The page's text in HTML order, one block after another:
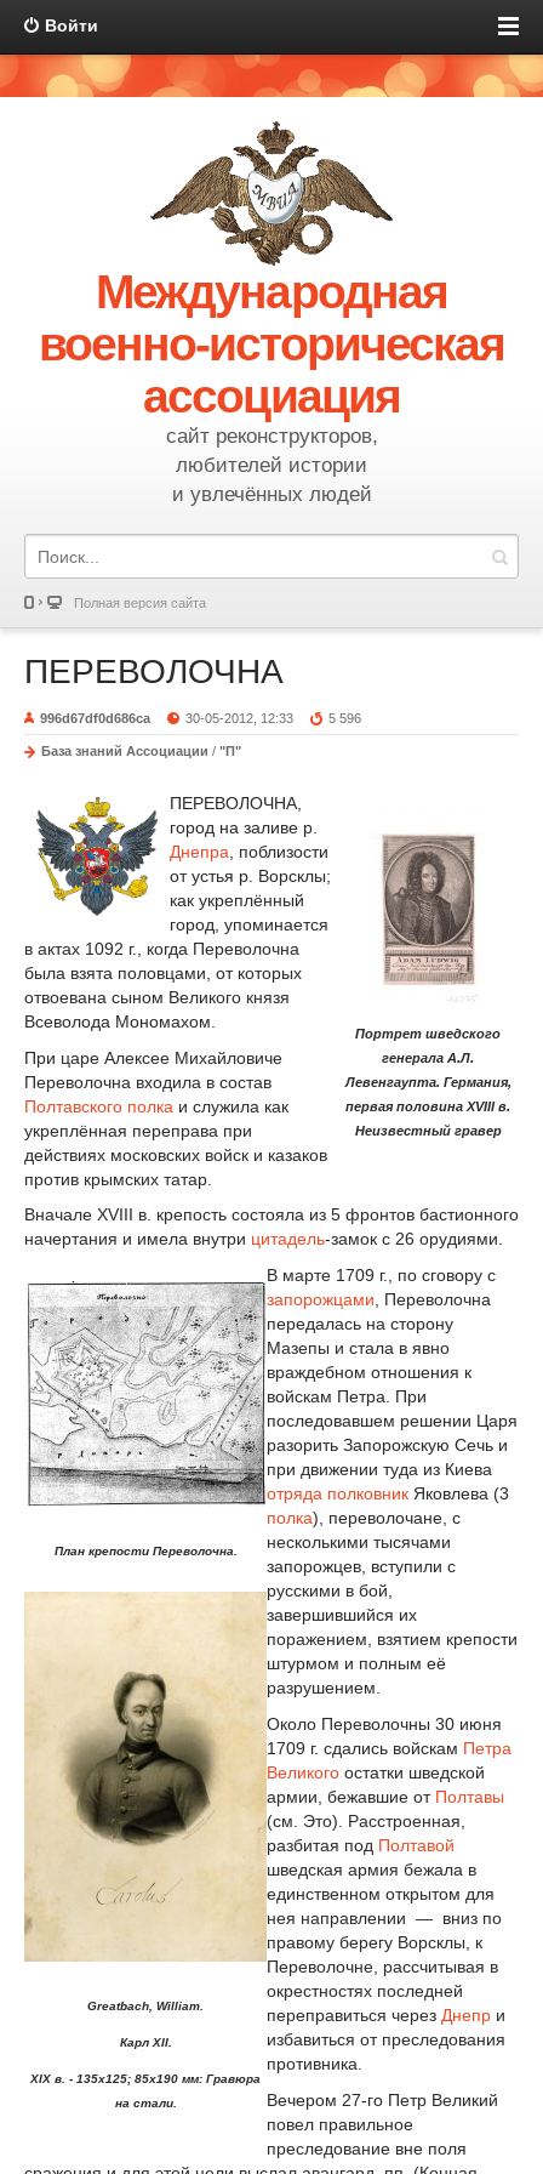
Войти
Международная
военно-историческая
ассоциация
сайт реконструкторов,
любителей истории
и увлечённых людей
Полная версия сайта
ПЕРЕВОЛОЧНА
996d67df0d686ca 30-05-2012, 12:33 5 596
База знаний Ассоциации / "П"
Портрет шведского
генерала А.Л.
Левенгаупта. Германия,
первая половина XVIII в.
Неизвестный гравер
ПЕРЕВОЛОЧНА,
город на заливе р.
Днепра , поблизости
от устья р. Ворсклы;
как укреплённый
город, упоминается
в актах 1092 г., когда Переволочна
была взята половцами, от которых
отвоевана сыном Великого князя
Всеволода Мономахом.
При царе Алексее Михайловиче
Переволочна входила в состав
Полтавского полка и служила как
укреплённая переправа при
действиях московских войск и казаков
против крымских татар.
Вначале XVIII в. крепость состояла из 5 фронтов бастионного
начертания и имела внутри цитадель-замок с 26 орудиями.
План крепости Переволочна.
Greatbach, William.
Карл XII.
XIX в. - 135х125; 85х190 мм: Гравюра
на стали.
В марте 1709 г., по сговору с
запорожцами , Переволочна
передалась на сторону
Мазепы и стала в явно
враждебном отношения к
войскам Петра. При
последовавшем решении Царя
разорить Запорожскую Сечь и
при движении туда из Киева
отряда полковник Яковлева (3
полка), переволочане, с
несколькими тысячами
запорожцев, вступили с
русскими в бой,
завершившийся их
поражением, взятием крепости
штурмом и полным её
разрушением.
Около Переволочны 30 июня
1709 г. сдались войскам Петра
Великого остатки шведской
армии, бежавшие от Полтавы
(см. Это). Расстроенная,
разбитая под Полтавой
шведская армия бежала в
единственном открытом для
нея направлении — вниз по
правому берегу Ворсклы, к
Переволочне, рассчитывая в
окрестностях последней
переправиться через Днепр и
избавиться от преследования
противника.
Вечером 27-го Петр Великий
повел правильное
преследование вне поля